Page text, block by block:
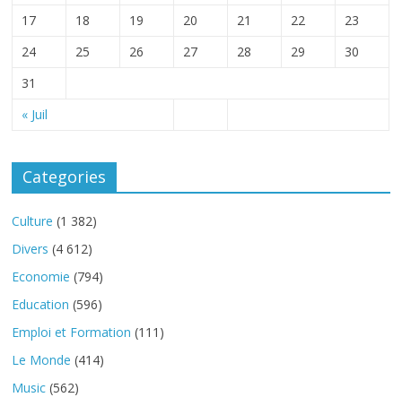
« Juil
17
18 19 20 21 22
23
24
25 26 27 28 29
30
31
Categories
Culture (1 382)
Divers (4 612)
Economie (794)
Education (596)
Emploi et Formation (111)
Le Monde (414)
Music (562)